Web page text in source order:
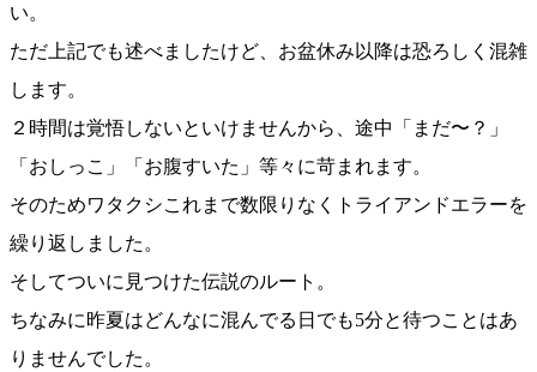
い。
ただ上記でも述べましたけど、お盆休み以降は恐ろしく混雑
します。
２時間は覚悟しないといけませんから、途中「まだ〜？」
「おしっこ」「お腹すいた」等々に苛まれます。
そのためワタクシこれまで数限りなくトライアンドエラーを
繰り返しました。
そしてついに見つけた伝説のルート。
ちなみに昨夏はどんなに混んでる日でも5分と待つことはあ
りませんでした。